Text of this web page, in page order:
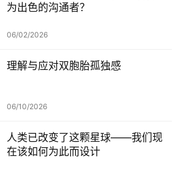
为出色的沟通者？
06/02/2026
理解与应对双胞胎孤独感
06/10/2026
人类已改变了这颗星球——我们现
在该如何为此而设计